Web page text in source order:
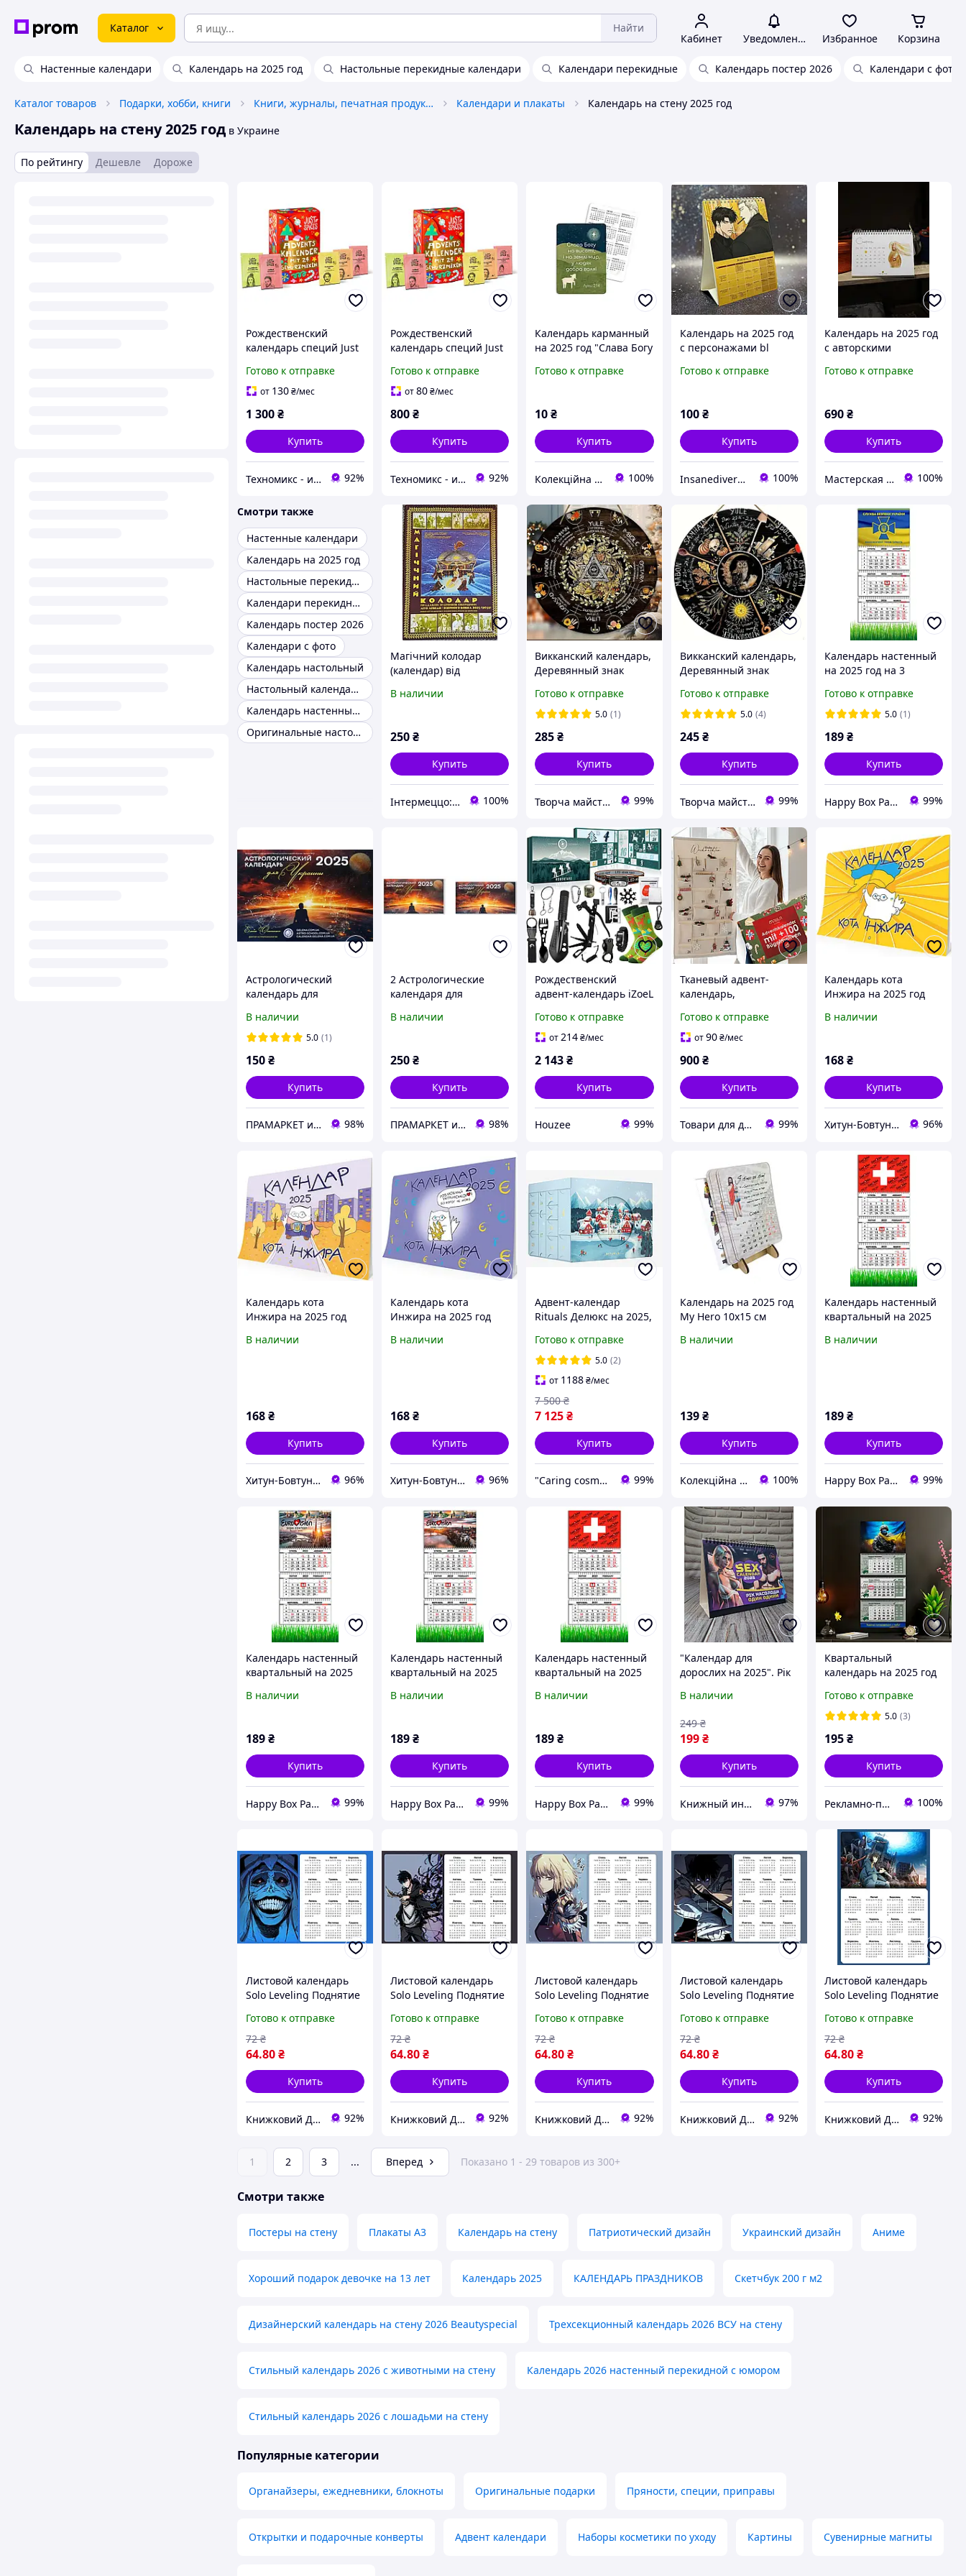
Каталог Найти
Кабинет Уведомления Избранное Корзина
Настенные календари Календарь на 2025 год Настольные перекидные календари Календари перекидные Календарь постер 2026 Календари с фото
Каталог товаров Подарки, хобби, книги Книги, журналы, печатная продукция Календари и плакаты Календарь на стену 2025 год
Календарь на стену 2025 год в Украине
По рейтингу Дешевле Дороже
Рождественский
календарь специй Just
год, 24 смеси специй в
формате образцов, с 24
рецептами н
Готово к отправке
от 130₴/мес
1 300₴
Купить
Техномикс - интернет - магазин качественной техники, электроники и других товаров для дома и работы 92%
Рождественский
календарь специй Just
год, 24 смеси специй в
формате образцов, с 24
рецептами н
Готово к отправке
от80₴/мес
800₴
Купить
Техномикс - интернет - магазин качественной техники, электроники и других товаров для дома и работы 92%
Календарь карманный
на 2025 год "Слава Богу
мир"
Готово к отправке
10₴
Купить
Колекційна сувенірна продукція торгової марки "Тур-Колекшн" 100%
Календарь на 2025 год
с персонажами bl
Готово к отправке
100 ₴
Купить
Insanediversity 100%
Календарь на 2025 год
с авторскими
Готово к отправке
690₴
Купить
Мастерская Ирпень 100%
Смотри также
Настенные календари
Календарь на 2025 год
Настольные перекидные календари
Календари перекидные
Календарь постер 2026
Календари с фото
Календарь настольный
Настольный календарь домик
Календарь настенный а1
Оригинальные настольные календари
Магічний колодар
(календар) від
на 2025 рік
В наличии
250₴
Купить
Інтермеццо: інтернет-крамниця книг та сувенірів з Чернігова 100%
Викканский календарь,
Деревянный знак
Языческий календарь,
Викка, Ведьмовский
Готово к отправке
5.0 (1)
285₴
Купить
Творча майстерня "WoollyFox" 99%
Викканский календарь,
Деревянный знак
Языческий календарь,
Викка, Ведьмовский
Готово к отправке
5.0 (4)
245 ₴
Купить
Творча майстерня "WoollyFox" 99%
Календарь настенный
на 2025 год на 3
Готово к отправке
5.0 (1)
189₴
Купить
Happy Box Party 99%
Астрологический
календарь для
на русском языке ),
Лунный календарь
В наличии
5.0 (1)
150₴
Купить
ПРАМАРКЕТ интернет магазин 98%
2 Астрологические
календаря для
на украинском и
В наличии
250₴
Купить
ПРАМАРКЕТ интернет магазин 98%
Рождественский
адвент-календарь iZoeL
инструментами и
гаджетами на 2025 год
Готово к отправке
от214₴/мес
2 143₴
Купить
Houzee 99%
Тканевый адвент-
календарь,
высококачественный
подвесной хлопковый
Готово к отправке
от90 ₴/мес
900 ₴
Купить
Товари для дому 99%
Календарь кота
Инжира на 2025 год
В наличии
168₴
Купить
Хитун-Бовтун - книги та вініл 96%
Календарь кота
Инжира на 2025 год
В наличии
168₴
Купить
Хитун-Бовтун - книги та вініл 96%
Календарь кота
Инжира на 2025 год
В наличии
168₴
Купить
Хитун-Бовтун - книги та вініл 96%
Адвент-календар
Rituals Делюкс на 2025,
Calendar, 24 сюрприза
от Rituals, Нидерланды
Готово к отправке
5.0 (2)
от 1188₴/мес
7 125₴
7 500 ₴
Купить
"Caring cosmetics." Интернет-магазин. 99%
Календарь на 2025 год
My Hero 10х15 см
В наличии
139 ₴
Купить
Колекційна сувенірна продукція торгової марки "Тур-Колекшн" 100%
Календарь настенный
квартальный на 2025
Apriori, Евровидение
В наличии
189₴
Купить
Happy Box Party 99%
Календарь настенный
квартальный на 2025
Apriori, Евровидение
В наличии
189₴
Купить
Happy Box Party 99%
Календарь настенный
квартальный на 2025
Apriori, Евровидение
В наличии
189₴
Купить
Happy Box Party 99%
Календарь настенный
квартальный на 2025
Apriori, Евровидение
В наличии
189₴
Купить
Happy Box Party 99%
"Календар для
дорослих на 2025". Рік
В наличии
199 ₴
249 ₴
Купить
Книжный интернет-магазин "BestBook" 97%
Квартальный
календарь на 2025 год
Готово к отправке
5.0 (3)
195₴
Купить
Рекламно-производственная группа "ПРІНТМАКС" 100%
Листовой календарь
Solo Leveling Поднятие
на 2026 год (19280)
Готово к отправке
64.80₴
72 ₴
Купить
Книжковий Дім 92%
Листовой календарь
Solo Leveling Поднятие
на 2026 год (19279)
Готово к отправке
64.80₴
72 ₴
Купить
Книжковий Дім 92%
Листовой календарь
Solo Leveling Поднятие
на 2026 год (19278)
Готово к отправке
64.80₴
72 ₴
Купить
Книжковий Дім 92%
Листовой календарь
Solo Leveling Поднятие
на 2026 год (19277)
Готово к отправке
64.80 ₴
72 ₴
Купить
Книжковий Дім 92%
Листовой календарь
Solo Leveling Поднятие
на 2026 год (19276)
Готово к отправке
64.80₴
72 ₴
Купить
Книжковий Дім 92%
1 2 3 ... Вперед Показано 1 - 29 товаров из 300+
Смотри также
Постеры на стену Плакаты А3 Календарь на стену Патриотический дизайн Украинский дизайн Аниме
Хороший подарок девочке на 13 лет Календарь 2025 КАЛЕНДАРЬ ПРАЗДНИКОВ Скетчбук 200 г м2
Дизайнерский календарь на стену 2026 Beautyspecial Трехсекционный календарь 2026 ВСУ на стену
Стильный календарь 2026 с животными на стену Календарь 2026 настенный перекидной с юмором
Стильный календарь 2026 с лошадьми на стену
Популярные категории
Органайзеры, ежедневники, блокноты Оригинальные подарки Пряности, специи, приправы
Открытки и подарочные конверты Адвент календари Наборы косметики по уходу Картины Сувенирные магниты